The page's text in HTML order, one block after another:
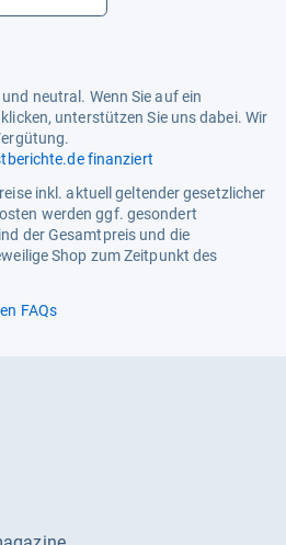
siehe Beschreibung
Werkzeuge, Zubehör
Werkstatt,
Werkstattausrüstung, DIY
Werkzeug, Handwerkzeug,
Zubehör, Technik
Yato, Toya
Installateure, Heimarbeiter,
neutral. Wenn Sie auf ein
unterstützen Sie uns dabei. Wir
finanziert
inkl. aktuell geltender gesetzlicher
werden ggf. gesondert
der Gesamtpreis und die
Shop zum Zeitpunkt des
FAQs